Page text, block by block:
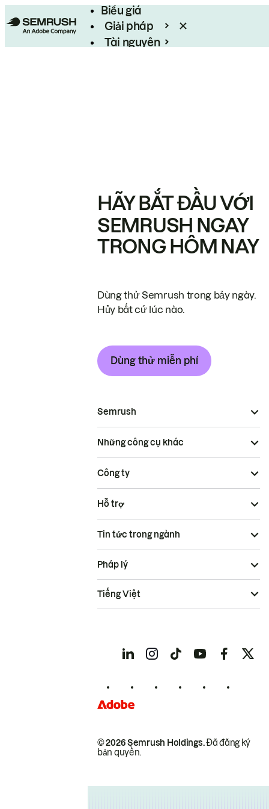
Biểu giá
Giải pháp
Tài nguyên
HÃY BẮT ĐẦU VỚI
SEMRUSH NGAY
TRONG HÔM NAY
Dùng thử Semrush trong bảy ngày.
Hủy bất cứ lúc nào.
Dùng thử miễn phí
Semrush
Những công cụ khác
Công ty
Hỗ trợ
Tin tức trong ngành
© 2026 Semrush Holdings.Đã đăng ký
bản quyền.
Pháp lý
Tiếng Việt